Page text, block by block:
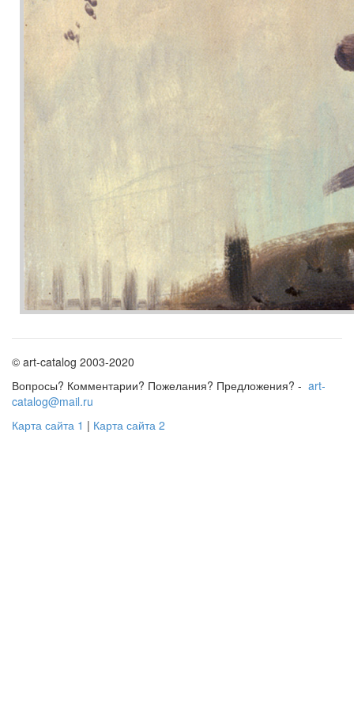
© art-catalog 2003-2020
Вопросы? Комментарии? Пожелания? Предложения? - art-
catalog@mail.ru
Карта сайта 1 | Карта сайта 2